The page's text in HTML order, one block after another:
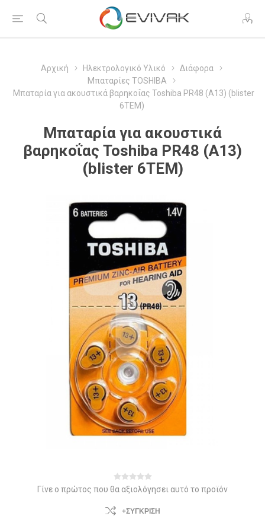
Αρχική Ηλεκτρολογικό Υλικό
Διάφορα
Μπαταρίες TOSHIBA
Μπαταρία για ακουστικά βαρηκοΐας Toshiba PR48 (A13) (blister
6ΤΕΜ)
Μπαταρία για ακουστικά
βαρηκοΐας Toshiba PR48 (A13)
(blister 6ΤΕΜ)
Γίνε ο πρώτος που θα αξιολόγησει αυτό το προϊόν
+ΣΎΓΚΡΙΣΗ